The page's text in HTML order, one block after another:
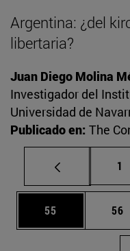
Argentina: ¿del
libertaria?
Juan Diego Molina
Investigador del
Universidad de
Publicado en: The
1
Página
55 56